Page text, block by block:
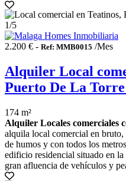
1/5
2.200 € - Ref: MMB0015 /Mes
Alquiler Local
Puerto De La
174 m²
Alquiler Locales comerciales
alquila local comercial en
de humos y con todos los
edificio residencial situado en
gran afluencia de vehículos y